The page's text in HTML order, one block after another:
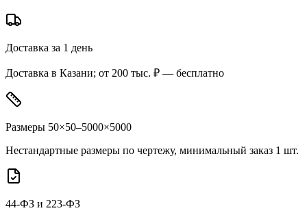
Доставка за 1 день
Доставка в Казани; от 200 тыс. ₽ — бесплатно
Размеры 50×50–5000×5000
Нестандартные размеры по чертежу, минимальный заказ 1 шт.
44-ФЗ и 223-ФЗ